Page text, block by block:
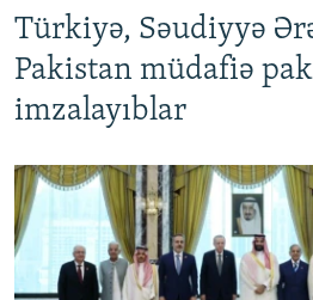
Türkiyə, Səudiyyə
Pakistan müdafiə
imzalayıblar